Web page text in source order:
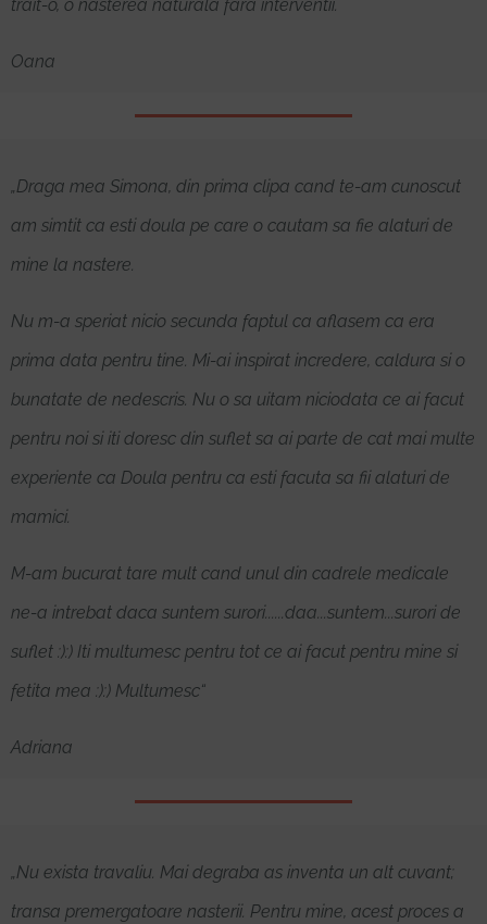
trait-o, o nasterea naturala fara interventii.
Oana
„Draga mea Simona, din prima clipa cand te-am cunoscut
am simtit ca esti doula pe care o cautam sa fie alaturi de
mine la nastere.
Nu m-a speriat nicio secunda faptul ca aflasem ca era
prima data pentru tine. Mi-ai inspirat incredere, caldura si o
bunatate de nedescris. Nu o sa uitam niciodata ce ai facut
pentru noi si iti doresc din suflet sa ai parte de cat mai multe
experiente ca Doula pentru ca esti facuta sa fii alaturi de
mamici.
M-am bucurat tare mult cand unul din cadrele medicale
ne-a intrebat daca suntem surori......daa...suntem...surori de
suflet :):) Iti multumesc pentru tot ce ai facut pentru mine si
fetita mea :):) Multumesc“
Adriana
„Nu exista travaliu. Mai degraba as inventa un alt cuvant;
transa premergatoare nasterii. Pentru mine, acest proces a